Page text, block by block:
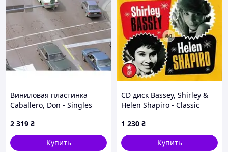
Виниловая пластинка
Caballero, Don - Singles
(0036172088416)
2 319 ₴
Купить
CD диск Bassey, Shirley &
Helen Shapiro - Classic
1 230 ₴
Купить